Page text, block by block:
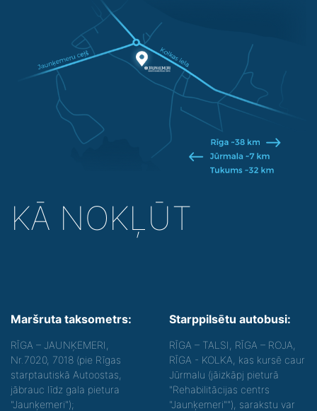
KĀ NOKĻŪT
Maršruta taksometrs:
RĪGA – JAUNĶEMERI,
Nr.7020, 7018 (pie Rīgas
starptautiskā Autoostas,
jābrauc līdz gala pietura
"Jaunķemeri");
Starppilsētu autobusi:
RĪGA – TALSI, RĪGA – ROJA,
RĪGA - KOLKA, kas kursē caur
Jūrmalu (jāizkāpj pieturā
"Rehabilitācijas centrs
"Jaunķemeri""), sarakstu var